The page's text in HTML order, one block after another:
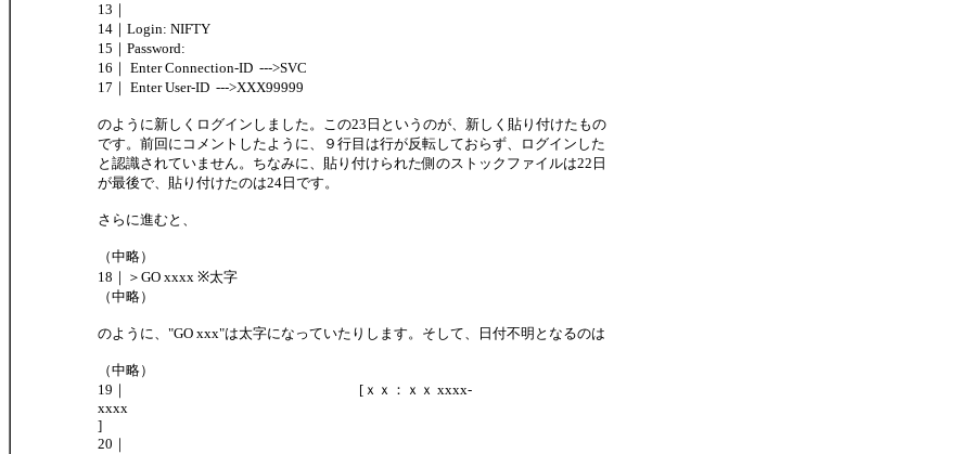
13｜
14｜Login: NIFTY
15｜Password:
16｜ Enter Connection-ID --->SVC
17｜ Enter User-ID --->XXX99999
のように新しくログインしました。この23日というのが、新しく貼り付けたもの
です。前回にコメントしたように、９行目は行が反転しておらず、ログインした
と認識されていません。ちなみに、貼り付けられた側のストックファイルは22日
が最後で、貼り付けたのは24日です。
さらに進むと、
（中略）
18｜＞GO xxxx ※太字
（中略）
のように、"GO xxx"は太字になっていたりします。そして、日付不明となるのは
（中略）
19｜ [ｘｘ：ｘｘ xxxx-
xxxx
]
20｜